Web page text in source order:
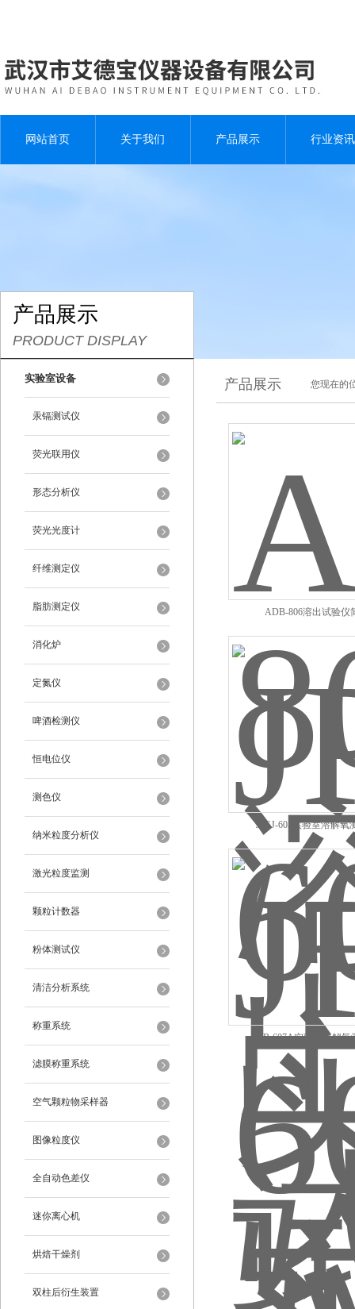
网站首页 关于我们 产品展示 行业资讯
产品展示
PRODUCT DISPLAY
实验室设备
汞镉测试仪
荧光联用仪
形态分析仪
荧光光度计
纤维测定仪
脂肪测定仪
消化炉
定氮仪
啤酒检测仪
恒电位仪
测色仪
纳米粒度分析仪
激光粒度监测
颗粒计数器
粉体测试仪
清洁分析系统
称重系统
滤膜称重系统
空气颗粒物采样器
图像粒度仪
全自动色差仪
迷你离心机
烘焙干燥剂
双柱后衍生装置
产品展示 您现在的
ADB-806溶出试验仪
JPSJ-605实验室溶解氧
JPB-607A实验室溶解氧